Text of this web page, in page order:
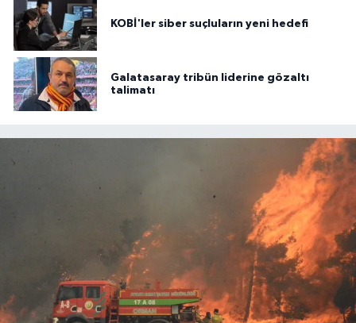
KOBİ'ler siber suçluların yeni hedefi
Galatasaray tribün liderine gözaltı
talimatı